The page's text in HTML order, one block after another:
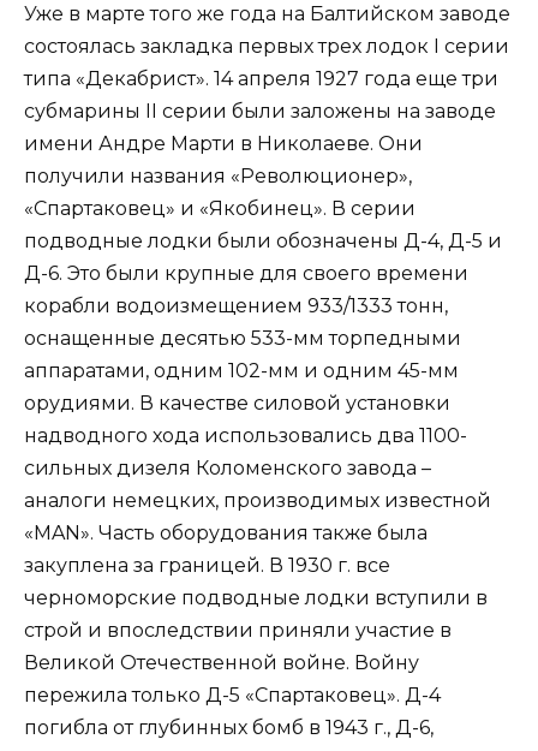
Уже в марте того же года на Балтийском заводе
состоялась закладка первых трех лодок I серии
типа «Декабрист». 14 апреля 1927 года еще три
субмарины II серии были заложены на заводе
имени Андре Марти в Николаеве. Они
получили названия «Революционер»,
«Спартаковец» и «Якобинец». В серии
подводные лодки были обозначены Д-4, Д-5 и
Д-6. Это были крупные для своего времени
корабли водоизмещением 933/1333 тонн,
оснащенные десятью 533-мм торпедными
аппаратами, одним 102-мм и одним 45-мм
орудиями. В качестве силовой установки
надводного хода использовались два 1100-
сильных дизеля Коломенского завода –
аналоги немецких, производимых известной
«MAN». Часть оборудования также была
закуплена за границей. В 1930 г. все
черноморские подводные лодки вступили в
строй и впоследствии приняли участие в
Великой Отечественной войне. Войну
пережила только Д-5 «Спартаковец». Д-4
погибла от глубинных бомб в 1943 г., Д-6,